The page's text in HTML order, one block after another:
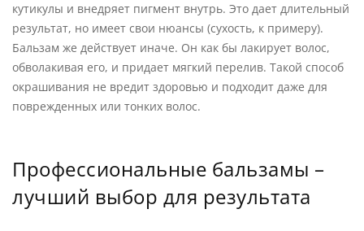
кутикулы и внедряет пигмент внутрь. Это дает длительный
результат, но имеет свои нюансы (сухость, к примеру).
Бальзам же действует иначе. Он как бы лакирует волос,
обволакивая его, и придает мягкий перелив. Такой способ
окрашивания не вредит здоровью и подходит даже для
поврежденных или тонких волос.
Профессиональные бальзамы –
лучший выбор для результата